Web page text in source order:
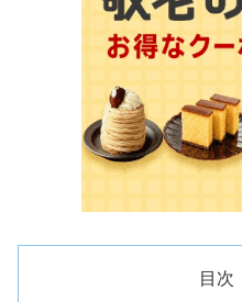
目次